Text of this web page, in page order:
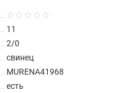
11
2/0
свинец
MURENA41968
есть